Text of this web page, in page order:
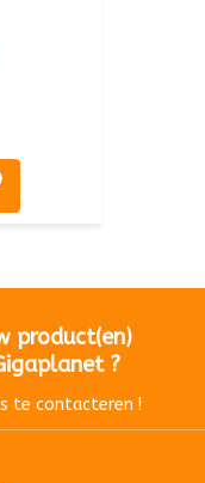
product(en)
?
te contacteren !